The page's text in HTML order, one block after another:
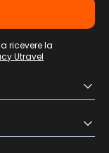
ricevere la
Utravel